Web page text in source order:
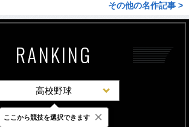
その他の名作記事 >
RANKING
高校野球
最新 24時間 週間
ここから競技を選択できます ×